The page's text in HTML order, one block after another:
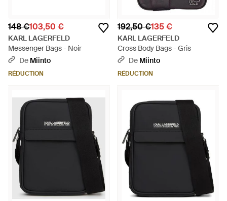
148 €103,50 €
KARL LAGERFELD
Messenger Bags - Noir
De Miinto
RÉDUCTION
192,50 €135 €
KARL LAGERFELD
Cross Body Bags - Gris
De Miinto
RÉDUCTION